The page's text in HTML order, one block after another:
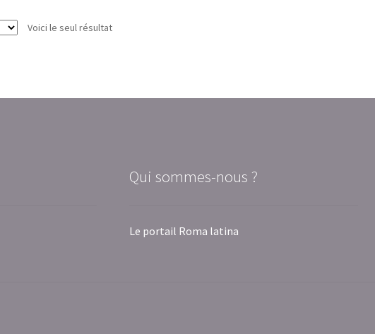
Voici le seul résultat
Qui sommes-nous ?
Le portail Roma latina